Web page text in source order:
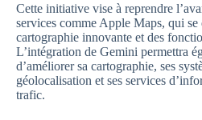
Cette initiative vise à reprendre
services comme Apple Maps, qui
cartographie innovante et des
L’intégration de Gemini permettra
d’améliorer sa cartographie, ses
géolocalisation et ses services
trafic.